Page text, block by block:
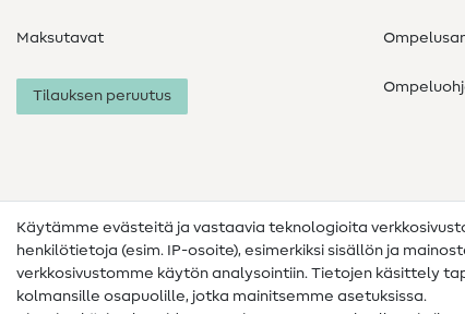
Maksutavat
Tilauksen peruutus
Käytämme evästeitä ja vastaavia teknologioita
henkilötietoja (esim. IP-osoite), esimerkiksi sisällön ja
verkkosivustomme käytön analysointiin. Tietojen käsittely
kolmansille osapuolille, jotka mainitsemme asetuksissa.
Yhteystiedot
Tietosuoja Käyttöehdot